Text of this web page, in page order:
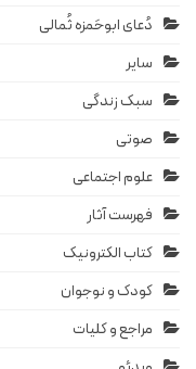
دُعای ابوحَمزه ثُمالی
سایر
سبک زندگی
صوتی
علوم اجتماعی
فهرست آثار
کتاب الکترونیک
کودک و نوجوان
مراجع و کلیات